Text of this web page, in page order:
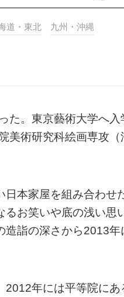
道・東北 九州・沖縄
た。東京藝術大学へ
美術研究科絵画専攻（
本家屋を組み合わせ
お笑いや底の浅い思
詣の深さから2013
年には平等院にあ